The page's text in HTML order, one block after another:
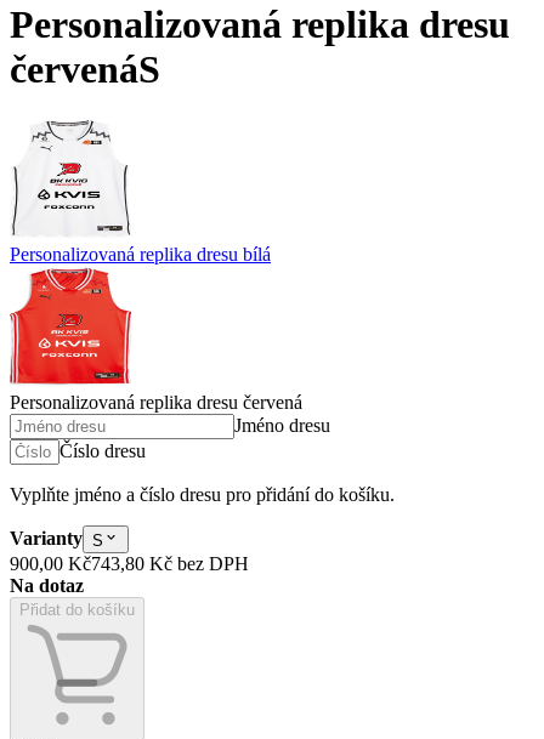
Personalizovaná replika dresu
červenáS
Personalizovaná replika dresu bílá
Personalizovaná replika dresu červená
Jméno dresu
Číslo dresu
Vyplňte jméno a číslo dresu pro přidání do košíku.
Varianty S
900,00 Kč743,80 Kč bez DPH
Na dotaz
Přidat do košíku